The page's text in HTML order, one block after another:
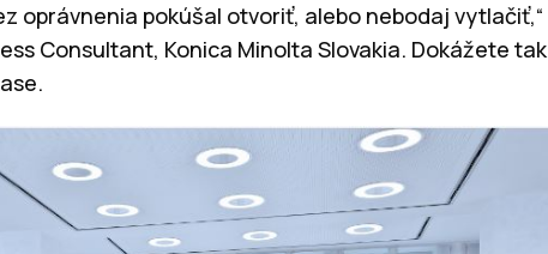
oprávnenia pokúšal otvoriť, alebo nebodaj vytlačiť,“
Consultant, Konica Minolta Slovakia. Dokážete tak